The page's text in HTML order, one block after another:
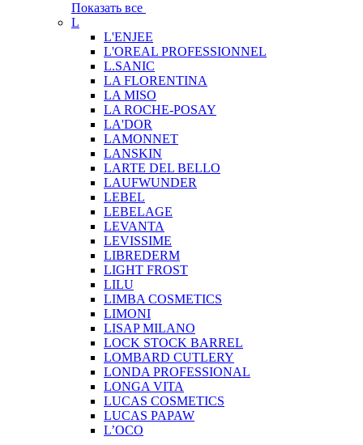
Показать все
L
L'ENJEE
L'OREAL PROFESSIONNEL
L.SANIC
LA FLORENTINA
LA MISO
LA ROCHE-POSAY
LA'DOR
LAMONNET
LANSKIN
LARTE DEL BELLO
LAUFWUNDER
LEBEL
LEBELAGE
LEVANTA
LEVISSIME
LIBREDERM
LIGHT FROST
LILU
LIMBA COSMETICS
LIMONI
LISAP MILANO
LOCK STOCK BARREL
LOMBARD CUTLERY
LONDA PROFESSIONAL
LONGA VITA
LUCAS COSMETICS
LUCAS PAPAW
L’OCO